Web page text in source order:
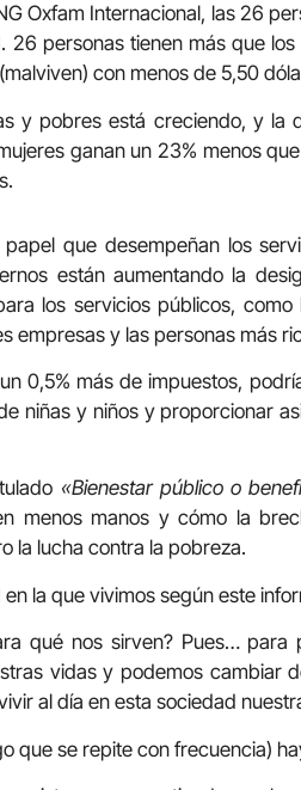
Oxfam Internacional, las 26
26 personas tienen más que
con menos de 5,50
y pobres está creciendo, y la
ganan un 23% menos
que desempeñan los
están aumentando la
los servicios públicos,
empresas y las personas más
0,5% más de impuestos,
niñas y niños y proporcionar
«Bienestar público o
menos manos y cómo la
la lucha contra la pobreza.
la que vivimos según este
qué nos sirven? Pues… para
vidas y podemos cambiar
al día en esta sociedad
que se repite con frecuencia)